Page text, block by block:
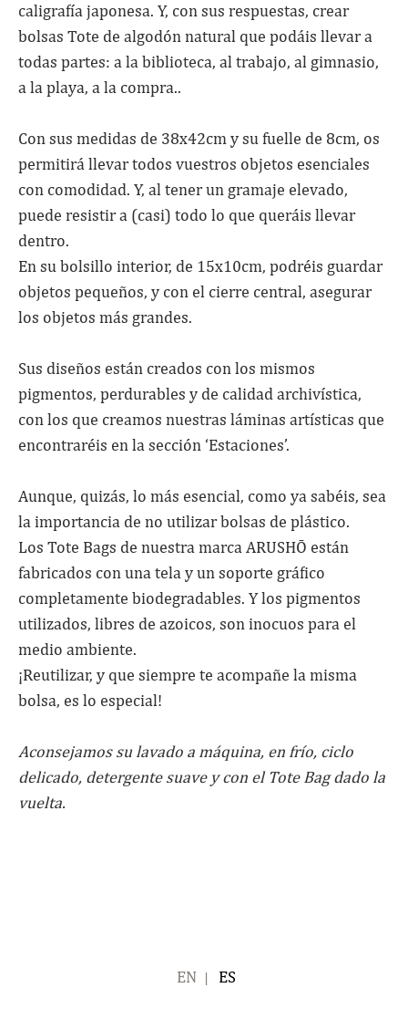
caligrafía japonesa. Y, con sus respuestas, crear
bolsas Tote de algodón natural que podáis llevar a
todas partes: a la biblioteca, al trabajo, al gimnasio,
a la playa, a la compra..
Con sus medidas de 38x42cm y su fuelle de 8cm, os
permitirá llevar todos vuestros objetos esenciales
con comodidad. Y, al tener un gramaje elevado,
puede resistir a (casi) todo lo que queráis llevar
dentro.
En su bolsillo interior, de 15x10cm, podréis guardar
objetos pequeños, y con el cierre central, asegurar
los objetos más grandes.
Sus diseños están creados con los mismos
pigmentos, perdurables y de calidad archivística,
con los que creamos nuestras láminas artísticas que
encontraréis en la sección ‘Estaciones’.
Aunque, quizás, lo más esencial, como ya sabéis, sea
la importancia de no utilizar bolsas de plástico.
Los Tote Bags de nuestra marca ARUSHŌ están
fabricados con una tela y un soporte gráfico
completamente biodegradables. Y los pigmentos
utilizados, libres de azoicos, son inocuos para el
medio ambiente.
¡Reutilizar, y que siempre te acompañe la misma
bolsa, es lo especial!
Aconsejamos su lavado a máquina, en frío, ciclo
delicado, detergente suave y con el Tote Bag dado la
vuelta.
ENGLISHESPAÑOL